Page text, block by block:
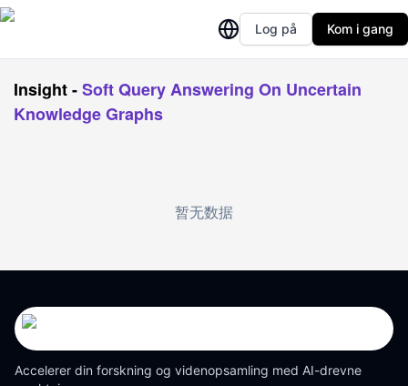
Log på Kom i gang
Insight-Soft Query Answering On Uncertain
Knowledge Graphs
暂无数据
Accelerer din forskning og videnopsamling med AI-drevne